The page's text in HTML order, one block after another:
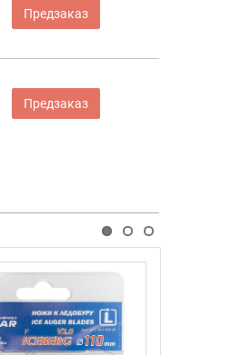
Предзаказ
Предзаказ